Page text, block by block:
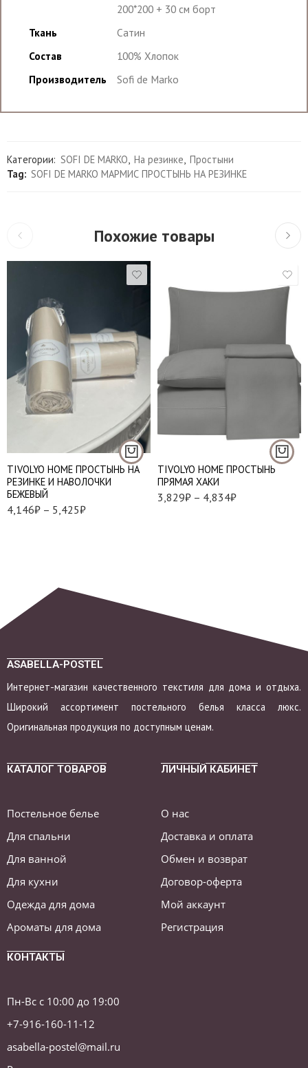
200*200 + 30 см борт
Ткань
Сатин
Состав
100% Хлопок
Производитель
Sofi de Marko
Категории: SOFI DE MARKO, На резинке, Простыни
Tag: SOFI DE MARKO МАРМИС ПРОСТЫНЬ НА РЕЗИНКЕ
Похожие товары
TIVOLYO HOME ПРОСТЫНЬ НА
РЕЗИНКЕ И НАВОЛОЧКИ
БЕЖЕВЫЙ
4,146₽ – 5,425₽
Простынь 100*200;
Наволочка 50*70 – 1
шт
Простынь 160*200;
Наволочки 50*70 – 2
шт
TIVOLYO HOME ПРОСТЫНЬ
ПРЯМАЯ ХАКИ
3,829₽ – 4,834₽
1,5 спальный
Евро макси
ASABELLA-POSTEL
Интернет-магазин качественного текстиля для дома и отдыха.
Широкий ассортимент постельного белья класса люкс.
Оригинальная продукция по доступным ценам.
КАТАЛОГ ТОВАРОВ
Постельное белье
Для спальни
Для ванной
Для кухни
Одежда для дома
Ароматы для дома
ЛИЧНЫЙ КАБИНЕТ
О нас
Доставка и оплата
Обмен и возврат
Договор-оферта
Мой аккаунт
Регистрация
КОНТАКТЫ
Пн-Вс с 10:00 до 19:00
+7-916-160-11-12
asabella-postel@mail.ru